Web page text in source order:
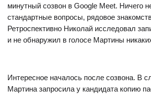
6.15. нарушение работником,
государственным должностным
обязательства по соблюдению
предусмотренных законодательством
6.16. несоблюдение ограничений,
с государственной службой;